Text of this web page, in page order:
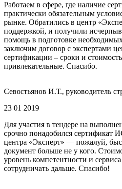
Работаем в сфере, где наличие
практически обязательным
рынке. Обратились в центр
поддержкой, и получили
помощь в подготовке
заключим договор с экспертами
сертификации – сроки и
привлекательные. Спасибо.
Севостьянов И.Т., руководитель
23 01 2019
Для участия в тендере на
срочно понадобился сертификат
центра «Эксперт» — пожалуй,
документ больше не у кого.
уровень компетентности и
сотрудничать дальше. Спасибо!